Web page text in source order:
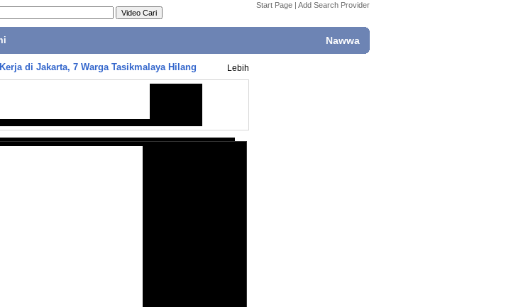
Start Page | Add Search Provider
Nawwa
di Jakarta, 7 Warga Tasikmalaya Hilang Lebih